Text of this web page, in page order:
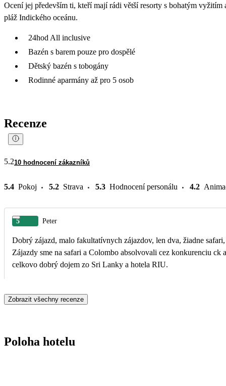
Ocení jej především ti, kteří mají rádi větší resorty s bohatým vyžitím
pláž Indického oceánu.
24hod All inclusive
Bazén s barem pouze pro dospělé
Dětský bazén s tobogány
Rodinné aparmány až pro 5 osob
Recenze
5.210 hodnocení zákazníků
5.4 Pokoj 5.2 Strava 5.3 Hodnocení personálu 4.2
5 Peter
Dobrý zájazd, malo fakultatívnych zájazdov, len dva, žiadne
Zájazdy sme na safari a Colombo absolvovali cez konkurenciu ck
celkovo dobrý dojem zo Sri Lanky a hotela RIU.
Zobrazit všechny recenze
Poloha hotelu